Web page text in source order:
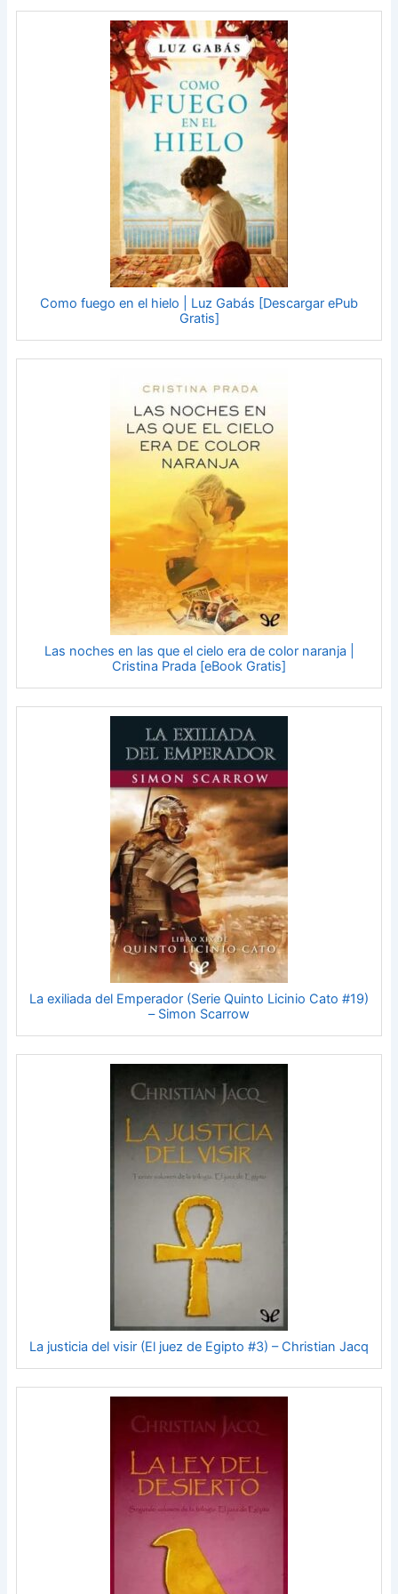
Como fuego en el hielo | Luz Gabás [Descargar ePub
Gratis]
Las noches en las que el cielo era de color naranja |
Cristina Prada [eBook Gratis]
La exiliada del Emperador (Serie Quinto Licinio Cato #19)
– Simon Scarrow
La justicia del visir (El juez de Egipto #3) – Christian Jacq